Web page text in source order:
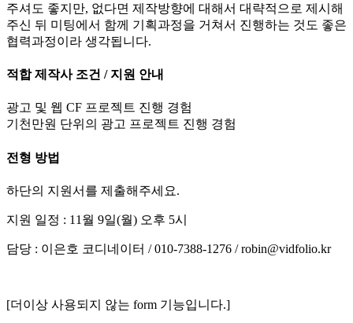
주셔도 좋지만, 없다면 제작방향에 대해서 대략적으로 제시해
주신 뒤 미팅에서 함께 기획과정을 거쳐서 진행하는 것도 좋은
협력과정이라 생각됩니다.
적합 제작사 조건 / 지원 안내
광고 및 웹 CF 프로젝트 진행 경험
기천만원 단위의 광고 프로젝트 진행 경험
전형 방법
하단의 지원서를 제출해주세요.
지원 일정 : 11월 9일(월) 오후 5시
담당 : 이은호 코디네이터 / 010-7388-1276 / robin@vidfolio.kr
[더이상 사용되지 않는 form 기능입니다.]